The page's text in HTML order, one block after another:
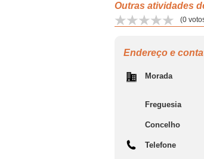
Outras atividades
(0
Endereço e
Morada
Freguesia
Concelho
Telefone